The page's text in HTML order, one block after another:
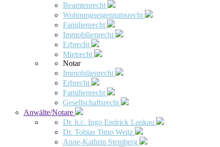
Beamtenrecht
Wohnungseigentumsrecht
Familienrecht
Immobilienrecht
Erbrecht
Mietrecht
Notar
Immobilienrecht
Erbrecht
Familienrecht
Gesellschaftsrecht
Anwälte/Notare
Dr. h.c. Ingo Endrick Lankau
Dr. Tobias Timo Weitz
Anne-Kathrin Stemberg